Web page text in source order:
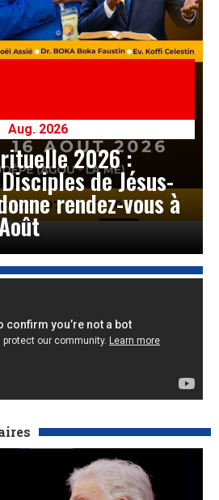
Aug. 2026
2026 :
de Jésus-
rendez-vous à